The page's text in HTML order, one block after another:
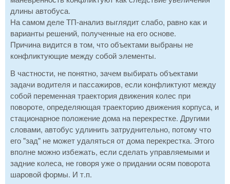
длины автобуса.
На самом деле ТП-анализ выглядит слабо, равно как и
варианты решений, полученные на его основе.
Причина видится в том, что объектами выбраны не
конфликтующие между собой элементы.
В частности, не понятно, зачем выбирать объектами
задачи водителя и пассажиров, если конфликтуют между
собой переменная траектория движения колес при
повороте, определяющая траекторию движения корпуса, и
стационарное положение дома на перекрестке. Другими
словами, автобус удлинить затруднительно, потому что
его "зад" не может удаляться от дома перекрестка. Этого
вполне можно избежать, если сделать управляемыми и
задние колеса, не говоря уже о придании осям поворота
шаровой формы. И т.п.